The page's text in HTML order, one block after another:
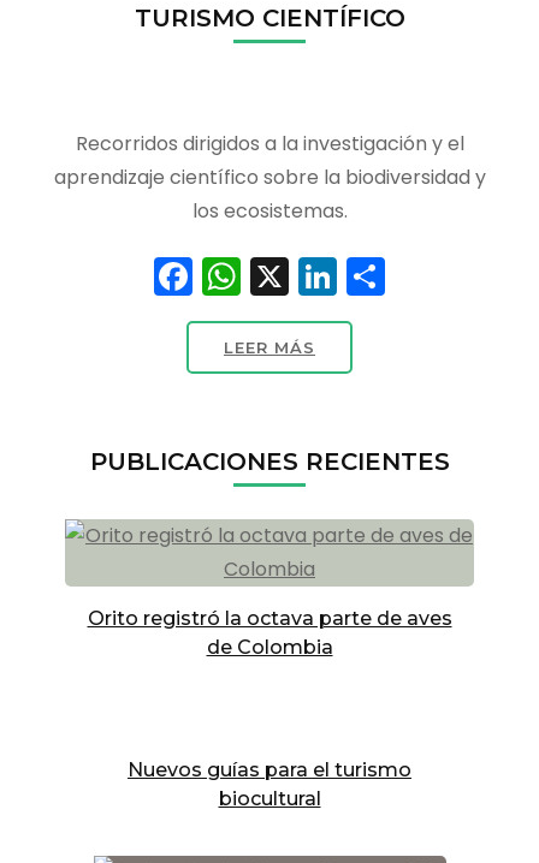
TURISMO CIENTÍFICO
Recorridos dirigidos a la investigación y el
aprendizaje científico sobre la biodiversidad y
los ecosistemas.
Facebook
WhatsApp
X LinkedIn
LEER MÁS
PUBLICACIONES RECIENTES
Orito registró la octava parte de aves
de Colombia
Nuevos guías para el turismo
biocultural